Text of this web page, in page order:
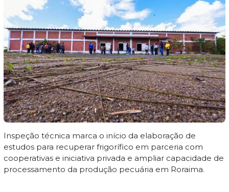
Inspeção técnica marca o início da elaboração de
estudos para recuperar frigorífico em parceria com
cooperativas e iniciativa privada e ampliar capacidade de
processamento da produção pecuária em Roraima.